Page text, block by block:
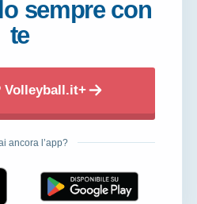
sempre con
te
Volleyball.it+
ancora l’app?